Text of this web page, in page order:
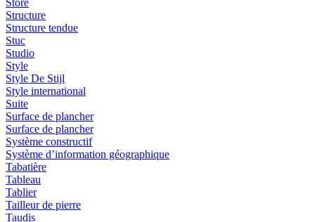
Store
Structure
Structure tendue
Stuc
Studio
Style
Style De Stijl
Style international
Suite
Surface de plancher
Surface de plancher
Système constructif
Système d’information géographique
Tabatière
Tableau
Tablier
Tailleur de pierre
Taudis